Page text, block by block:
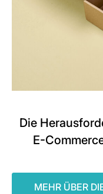
Die
E-
MEHR ÜBER